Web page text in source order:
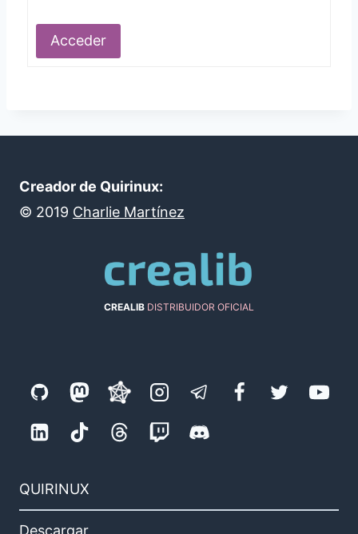
Alternative:
Acceder
Creador de Quirinux:
© 2019 Charlie Martínez
CREALIB DISTRIBUIDOR OFICIAL
QUIRINUX
Descargar